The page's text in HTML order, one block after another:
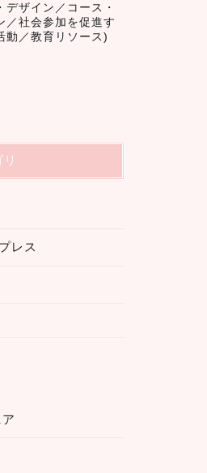
デザイン／コース・
／社会参加を促進す
動／教育リソース)
レス